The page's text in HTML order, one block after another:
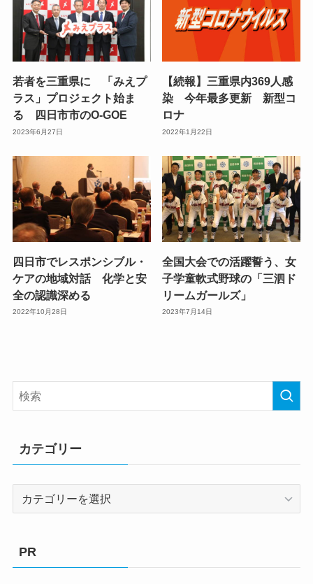
若者を三重県に 「みえプ
ラス」プロジェクト始ま
る 四日市市のO-GOE
2023年6月27日
【続報】三重県内369人感
染 今年最多更新 新型コ
ロナ
2022年1月22日
四日市でレスポンシブル・
ケアの地域対話 化学と安
全の認識深める
2022年10月28日
全国大会での活躍誓う、女
子学童軟式野球の「三泗ド
リームガールズ」
2023年7月14日
カテゴリー
PR